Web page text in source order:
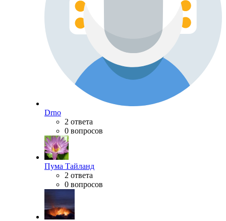
Drno
2 ответа
0 вопросов
Пума Тайланд
2 ответа
0 вопросов